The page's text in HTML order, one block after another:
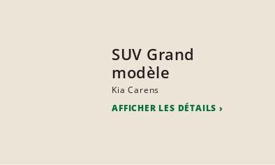
SUV Grand
modèle
Kia Carens
AFFICHER LES DÉTAILS